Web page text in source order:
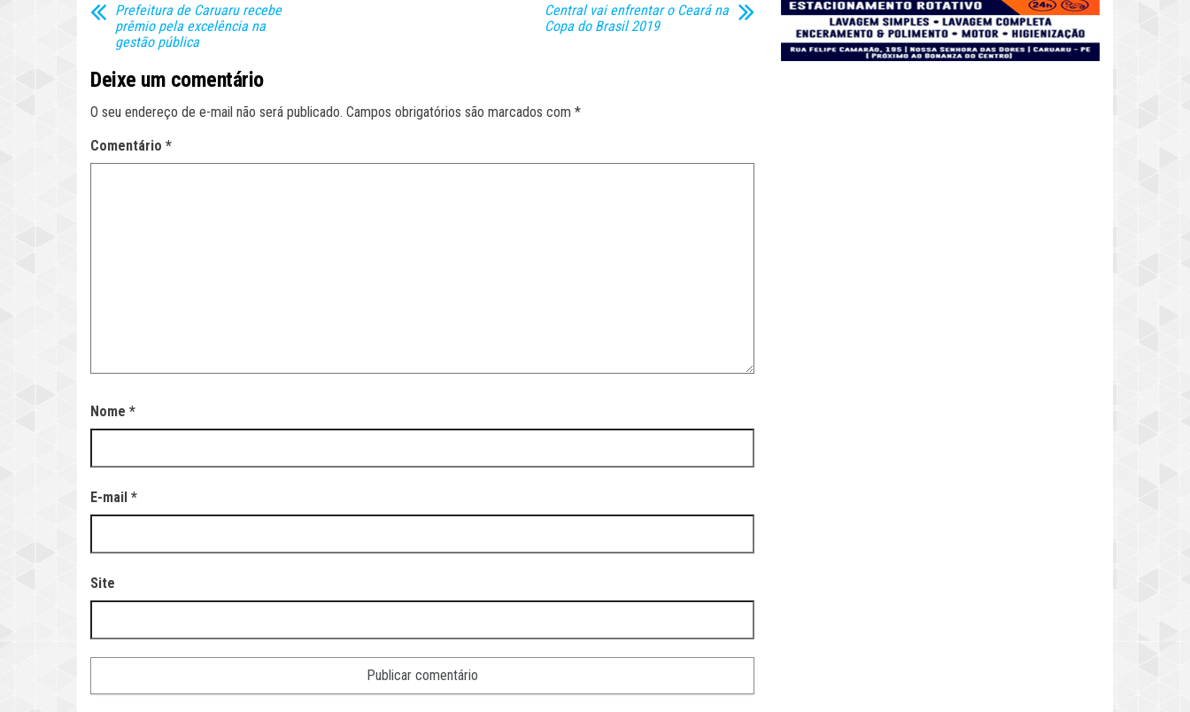
Prefeitura de Caruaru recebe
prêmio pela excelência na
gestão pública
Central vai enfrentar o Ceará na
Copa do Brasil 2019
Deixe um comentário
O seu endereço de e-mail não será publicado. Campos obrigatórios são marcados com *
Comentário *
Nome *
E-mail *
Site